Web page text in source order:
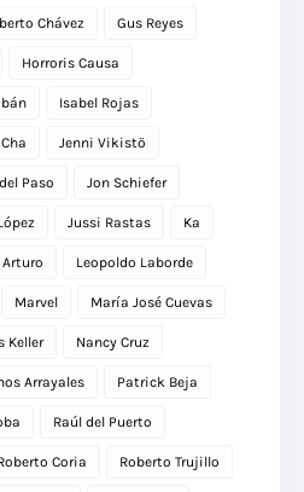
Chávez Gus Reyes
Horroris Causa
Isabel Rojas
Jenni Vikistö
Paso Jon Schiefer
Jussi Rastas Ka
Leopoldo Laborde
Marvel María José Cuevas
Keller Nancy Cruz
Arrayales Patrick Beja
Raúl del Puerto
Coria Roberto Trujillo